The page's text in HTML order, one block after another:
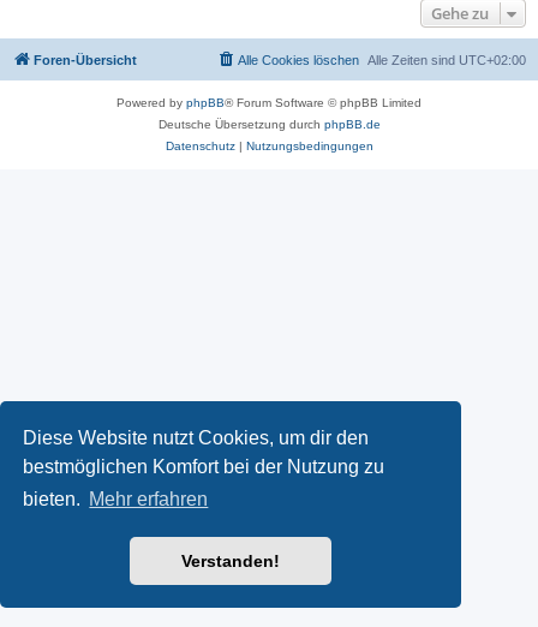
Diese Website nutzt Cookies, um dir den
bestmöglichen Komfort bei der Nutzung zu
bieten. Mehr erfahren
Verstanden!
Gehe zu
Foren-Übersicht Alle Zeiten sind UTC+02:00
Alle Cookies löschen
Powered by phpBB® Forum Software © phpBB Limited
Deutsche Übersetzung durch phpBB.de
Datenschutz| Nutzungsbedingungen